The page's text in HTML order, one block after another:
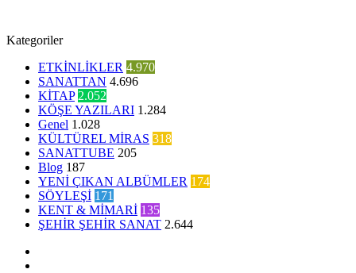
Kategoriler
ETKİNLİKLER 4.970
SANATTAN 4.696
KİTAP 2.052
KÖŞE YAZILARI 1.284
Genel 1.028
KÜLTÜREL MİRAS 318
SANATTUBE 205
Blog 187
YENİ ÇIKAN ALBÜMLER 174
SÖYLEŞİ 171
KENT & MİMARİ 135
ŞEHİR ŞEHİR SANAT 2.644